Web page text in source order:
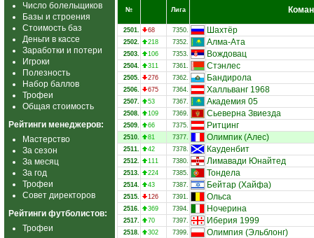
Число болельщиков
Базы и строения
Стоимость баз
Деньги в кассе
Заработки и потери
Игроки
Полезность
Набор баллов
Трофеи
Общая стоимость
Рейтинги менеджеров:
Мастерство
За сезон
За месяц
За год
Трофеи
Совет директоров
Рейтинги футболистов:
Трофеи
№ Лига
2501. 68 7350. Шахтёр
2502. 218 7352. Алма-Ата
2503. 106 7353. Вождовац
2504. 311 7361. Стэнлес
2505. 276 7362. Бандирола
2506. 675 7364. Халльванг 1968
2507. 53 7367. Академия 05
2508. 109 7369. Сьеверна Звиезда
2509. 66 7375. Ритцинг
2510. 81 7377. Олимпик (Алес)
2511. 42 7378. Кауденбит
2512. 111 7380. Лимавади Юнайтед
2513. 224 7385. Тондела
2514. 43 7387. Бейтар (Хайфа)
2515. 126 7391. Ольса
2516. 369 7394. Ночерина
2517. 70 7397. Иберия 1999
2518. 302 7399. Олимпия (Эльблонг)